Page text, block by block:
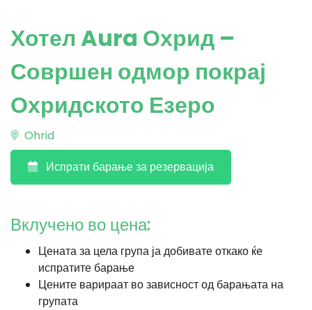
Хотел Aura Охрид –
Совршен одмор покрај
Охридското Езеро
Ohrid
Испрати барање за резервација
Вклучено во цена:
Цената за цела група ја добивате откако ќе
испратите барање
Цените варираат во зависност од барањата на
групата